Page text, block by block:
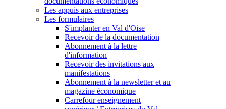
Les appuis aux entreprises
Les formulaires
S'implanter en Val d'Oise
Recevoir de la documentation
Abonnement à la lettre
d'information
Recevoir des invitations aux
manifestations
Abonnement à la newsletter et au
magazine économique
Carrefour enseignement